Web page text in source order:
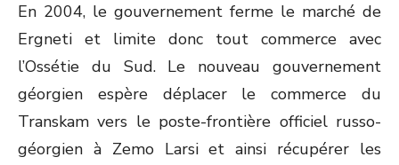
En 2004, le gouvernement ferme le marché de
Ergneti et limite donc tout commerce avec
l’Ossétie du Sud. Le nouveau gouvernement
géorgien espère déplacer le commerce du
Transkam vers le poste-frontière officiel russo-
géorgien à Zemo Larsi et ainsi récupérer les